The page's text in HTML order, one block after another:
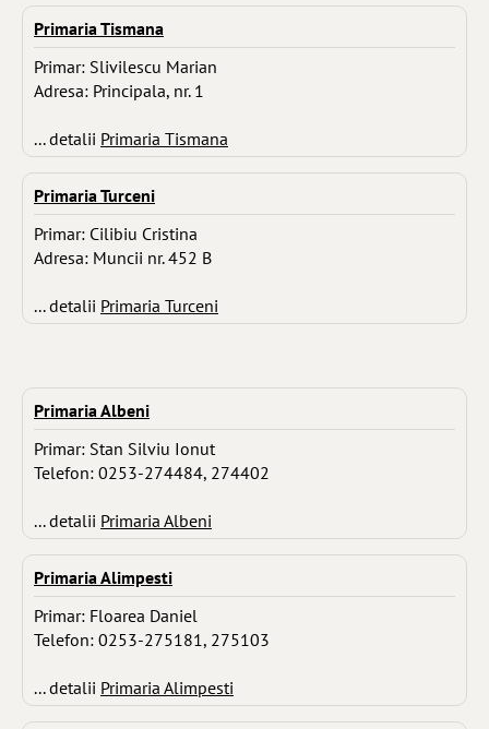
Primaria Tismana
Primar: Slivilescu Marian
Adresa: Principala, nr. 1
... detalii Primaria Tismana
Primaria Turceni
Primar: Cilibiu Cristina
Adresa: Muncii nr. 452 B
... detalii Primaria Turceni
Primaria Albeni
Primar: Stan Silviu Ionut
Telefon: 0253-274484, 274402
... detalii Primaria Albeni
Primaria Alimpesti
Primar: Floarea Daniel
Telefon: 0253-275181, 275103
... detalii Primaria Alimpesti